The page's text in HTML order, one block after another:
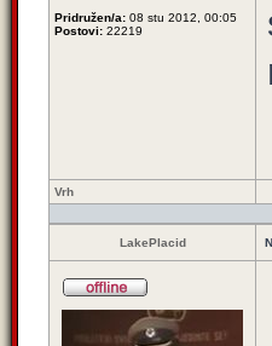
Pridružen/a: 08 stu 2012, 00:05
Postovi: 22219
Vrh
LakePlacid